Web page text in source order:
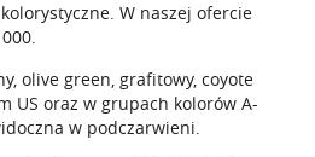
W naszej ofercie
olive green, grafitowy, coyote
US oraz w grupach kolorów A-
w podczarwieni.